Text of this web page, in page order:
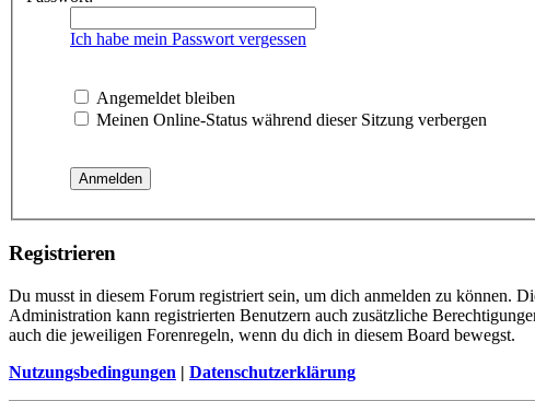
Ich habe mein Passwort vergessen
Angemeldet bleiben
Meinen Online-Status während dieser Sitzung verbergen
Registrieren
Du musst in diesem Forum registriert sein, um dich anmelden zu können.
Administration kann registrierten Benutzern auch zusätzliche
auch die jeweiligen Forenregeln, wenn du dich in diesem Board bewegst.
Nutzungsbedingungen | Datenschutzerklärung